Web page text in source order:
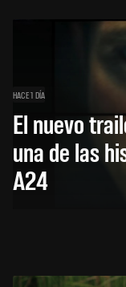
HACE 1 DÍA
El nuevo
una de las
A24